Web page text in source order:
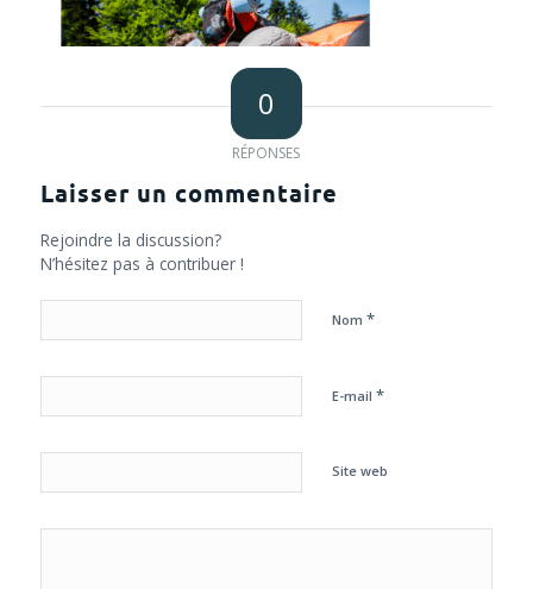
0
RÉPONSES
Laisser un commentaire
Rejoindre la discussion?
N’hésitez pas à contribuer !
Nom *
E-mail *
Site web